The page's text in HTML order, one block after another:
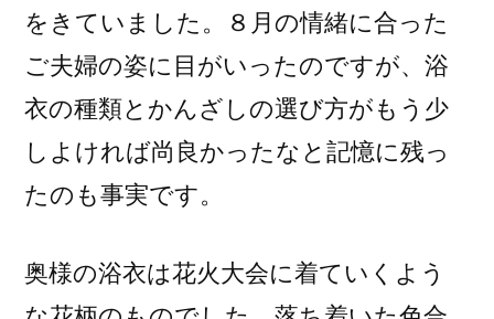
をきていました。８月の情緒に合った
ご夫婦の姿に目がいったのですが、浴
衣の種類とかんざしの選び方がもう少
しよければ尚良かったなと記憶に残っ
たのも事実です。
奥様の浴衣は花火大会に着ていくよう